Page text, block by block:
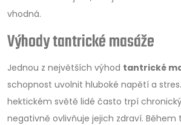
vhodná.
Výhody tantrické masáže
Jednou z největších výhod tantrické
schopnost uvolnit hluboké napětí a
hektickém světě lidé často trpí
negativně ovlivňuje jejich zdraví. Během